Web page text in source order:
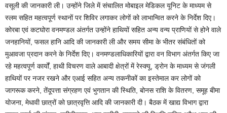
वसूली की जानकारी ली। उन्होंने जिले में संचालित मोबाइल मेडिकल यूनिट के माध्यम से
स्लम सहित महत्वपूर्ण स्थानों पर शिविर लगाकर लोगों को लाभान्वित करने के निर्देश दिए।
कोरबा एवं कटघोरा वनमण्डल अंतर्गत उन्होंने हाथियों सहित अन्य वन्य प्राणियों से होने वाले
जनहानियों, फसल हानि आदि की जानकारी ली और समय सीमा के भीतर संबंधितों को
मुआवजा प्रदान करने के निर्देश दिए। वनमण्डलाधिकारियों द्वारा वन विभाग अंतर्गत किए जा
रहे महत्वपूर्ण कार्यों, हाथी विचरण वाले आबादी क्षेत्रों में रेस्क्यू, ड्रोन के माध्यम से जंगली
हाथियों पर नजर रखने और एआई सहित अन्य तकनीकों का इस्तेमाल कर लोगों को
जागरूक करने, तेंदूपत्ता संग्रहण एवं भुगतान की स्थिति, बोनस राशि के वितरण, समूह बीमा
योजना, मेधावी छात्रों को छात्रवृत्ति आदि की जानकारी दी। बैठक में खाद्य विभाग द्वारा